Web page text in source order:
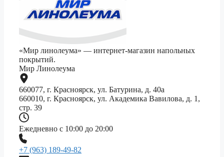
«Мир линолеума» — интернет-магазин напольных
покрытий.
Мир Линолеума
660077, г. Красноярск, ул. Батурина, д. 40а
660010, г. Красноярск, ул. Академика Вавилова, д. 1,
стр. 39
Ежедневно с 10:00 до 20:00
+7 (963) 189-49-82